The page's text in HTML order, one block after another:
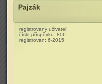
Pajzák
registrovaný uživatel
číslo příspěvku: 806
registrován: 6-2015